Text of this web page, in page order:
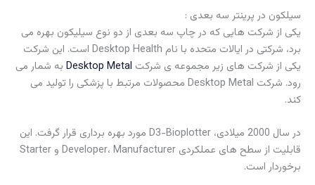
سیلکون در پرینتر سه بعدی :
یکی از شرکت هایی که در چاپ سه بعدی از دو نوع سیلیکون بهره می
برد، شرکتی در ایالات متحده با نام Desktop Health است. این شرکت
یکی از شرکت های زیر مجموعه ی شرکت Desktop Metal به شمار می
رود. شرکت Desktop Metal محصولات مرتبط با پزشکی را تولید می
کند.
در سال 2000 میلادی، D3-Bioplotter مورد بهره برداری قرار گرفت. این
قابلیت از سطح های عملکردی Developer، Manufacturer و Starter
برخوردار است.